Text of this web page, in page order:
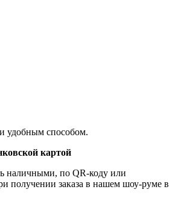
удобным способом.
картой
наличными, по QR-коду или
получении заказа в нашем шоу-руме в